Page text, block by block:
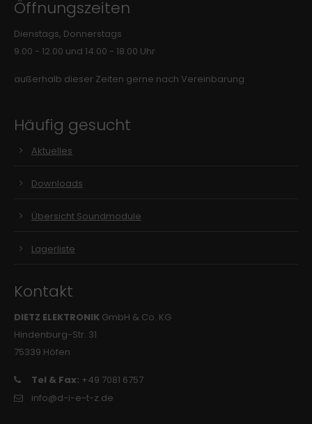
Öffnungszeiten
Dienstags, Donnerstags
9.00 - 12.00 und 14.00 - 18.00 Uhr
außerhalb dieser Zeiten gerne nach Vereinbarung
Häufig gesucht
Aktuelles
Downloads
Übersicht Soundmodule
Lagerliste
Kontakt
DIETZ ELEKTRONIK GmbH & Co. KG
Hindenburg-Str. 31
75339 Höfen
Tel & Fax: +49 7081 6757
info@d-i-e-t-z.de